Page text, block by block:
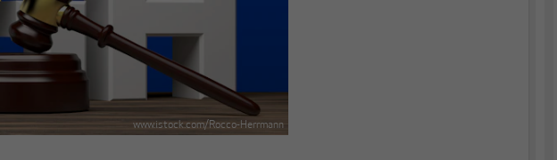
www.istock.com/Rocco-Herrmann